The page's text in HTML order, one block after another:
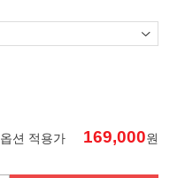
옵션 적용가 169,000원